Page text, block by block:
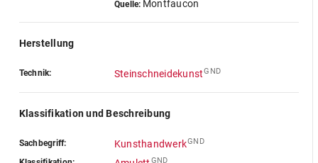
Quelle: Montfaucon
Herstellung
Technik: SteinschneidekunstGND
Klassifikation und Beschreibung
Sachbegriff: KunsthandwerkGND
GND